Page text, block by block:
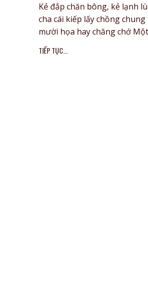
Kẻ đắp chăn bông, kẻ lạnh
cha cái kiếp lấy chồng
mười họa hay chăng chớ
TIẾP TỤC...